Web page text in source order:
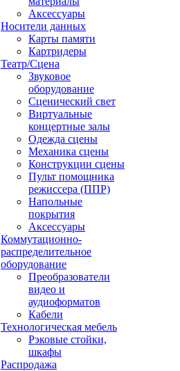
Аксессуары
Носители данных
Карты памяти
Картридеры
Театр/Сцена
Звуковое
оборудование
Сценический свет
Виртуальные
концертные залы
Одежда сцены
Механика сцены
Конструкции сцены
Пульт помощника
режиссера (ППР)
Напольные
покрытия
Аксессуары
Коммутационно-
распределительное
оборудование
Преобразователи
видео и
аудиоформатов
Кабели
Технологическая мебель
Рэковые стойки,
шкафы
Распродажа